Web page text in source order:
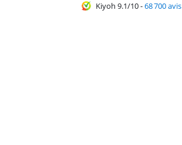
Kiyoh 9.1/10-68 700 avis